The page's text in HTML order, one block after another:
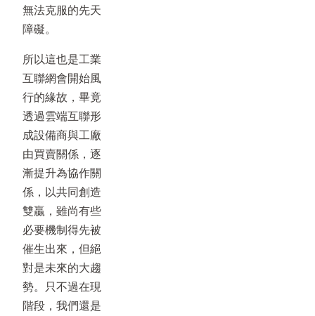
無法克服的先天
障礙。
所以這也是工業
互聯網會開始風
行的緣故，畢竟
透過雲端互聯形
成設備商與工廠
由買賣關係，逐
漸提升為協作關
係，以共同創造
雙贏，雖尚有些
必要機制得先被
催生出來，但絕
對是未來的大趨
勢。只不過在現
階段，我們還是